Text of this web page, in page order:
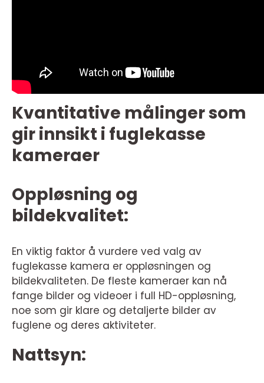
Kvantitative målinger som
gir innsikt i fuglekasse
kameraer
Oppløsning og
bildekvalitet:
En viktig faktor å vurdere ved valg av
fuglekasse kamera er oppløsningen og
bildekvaliteten. De fleste kameraer kan nå
fange bilder og videoer i full HD-oppløsning,
noe som gir klare og detaljerte bilder av
fuglene og deres aktiviteter.
Nattsyn: